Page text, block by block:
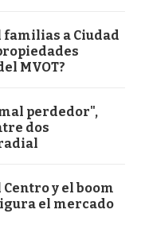
a Ciudad
MVOT?
perdedor",
dos
y el boom
el mercado